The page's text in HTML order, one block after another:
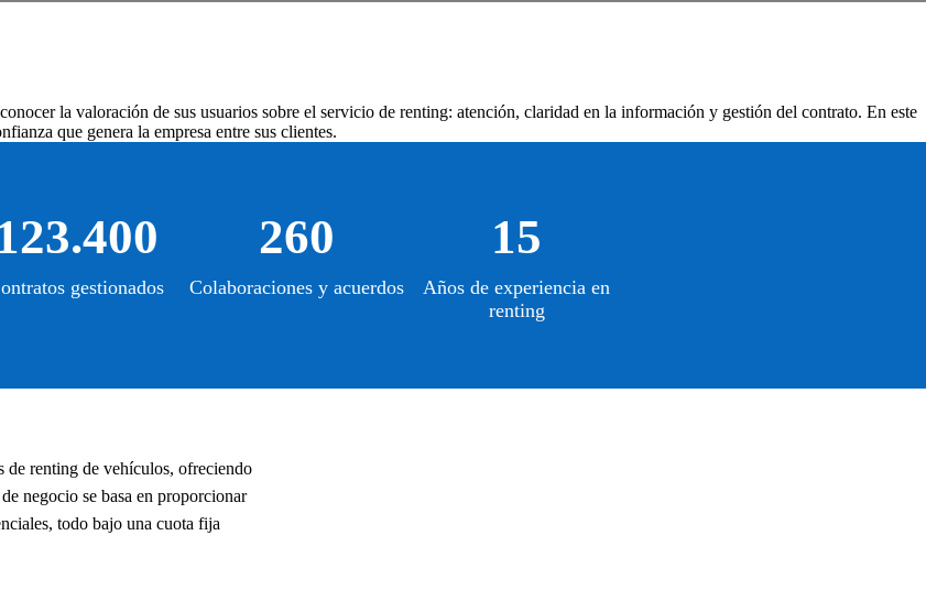
la valoración de sus usuarios sobre el servicio de renting: atención, claridad en la información y gestión del contrato. En este
que genera la empresa entre sus clientes.
gestionados
260
Colaboraciones y acuerdos
15
Años de experiencia en
renting
de renting de vehículos, ofreciendo
negocio se basa en proporcionar
todo bajo una cuota fija